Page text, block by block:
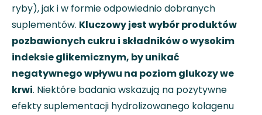
ryby), jak i w formie odpowiednio dobranych
suplementów. Kluczowy jest wybór produktów
pozbawionych cukru i składników o wysokim
indeksie glikemicznym, by unikać
negatywnego wpływu na poziom glukozy we
krwi. Niektóre badania wskazują na pozytywne
efekty suplementacji hydrolizowanego kolagenu